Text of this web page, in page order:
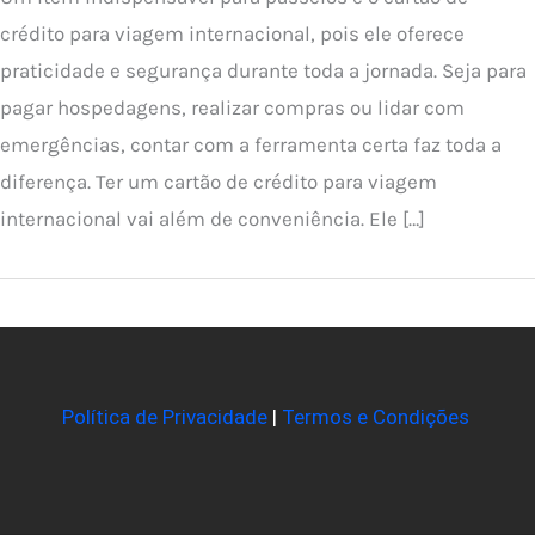
crédito para viagem internacional, pois ele oferece
praticidade e segurança durante toda a jornada. Seja para
pagar hospedagens, realizar compras ou lidar com
emergências, contar com a ferramenta certa faz toda a
diferença. Ter um cartão de crédito para viagem
internacional vai além de conveniência. Ele […]
Política de Privacidade| Termos e Condições